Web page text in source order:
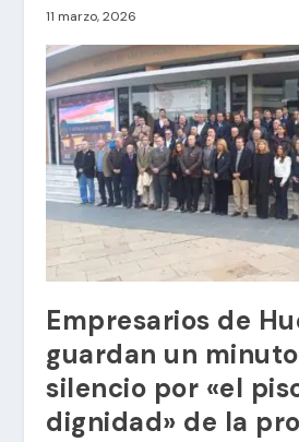
11 marzo, 2026
Empresarios de
guardan un
silencio por «el
dignidad» de la